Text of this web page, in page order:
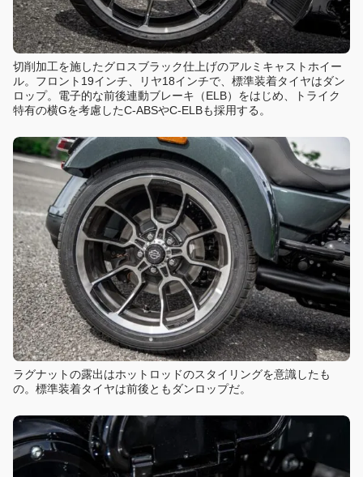
切削加工を施したグロスブラック仕上げのアルミキャストホイー
ル。フロント19インチ、リヤ18インチで、標準装着タイヤはダン
ロップ。電子的な前後連動ブレーキ（ELB）をはじめ、トライク
特有の横Gを考慮したC-ABSやC-ELBも採用する。
ラグナットの露出はホットロッドのスタイリングを意識したも
の。標準装着タイヤは前後ともダンロップだ。